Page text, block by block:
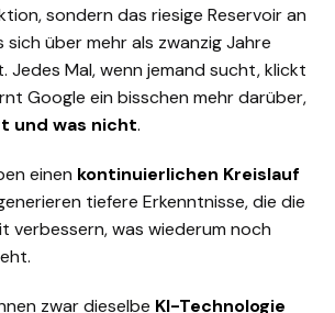
sondern das riesige Reservoir an
über mehr als zwanzig Jahre
Jedes Mal, wenn jemand sucht, klickt
Google ein bisschen mehr darüber,
und was nicht.
einen kontinuierlichen Kreislauf
tiefere Erkenntnisse, die die
verbessern, was wiederum noch
zwar dieselbe KI-Technologie